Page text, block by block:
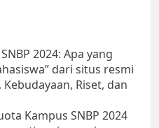
2024: Apa yang
dari situs resmi
Riset, dan
Kampus SNBP 2024